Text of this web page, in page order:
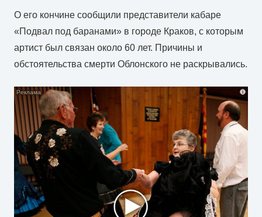
О его кончине сообщили представители кабаре
«Подвал под баранами» в городе Краков, с которым
артист был связан около 60 лет. Причины и
обстоятельства смерти Облонского не раскрывались.
i